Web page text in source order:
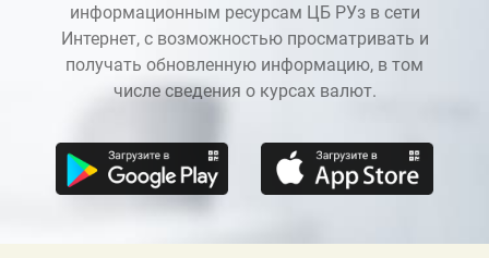
информационным ресурсам ЦБ РУз в сети
Интернет, с возможностью просматривать и
получать обновленную информацию, в том
числе сведения о курсах валют.